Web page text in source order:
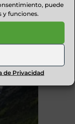
puede
y funciones.
de Privacidad